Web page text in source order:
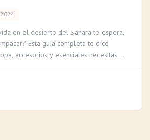
en el desierto del Sahara te espera,
Esta guía completa te dice
accesorios y esenciales necesitas